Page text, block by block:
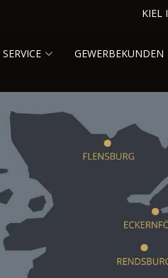
KIEL I
SERVICE GEWERBEKUNDEN